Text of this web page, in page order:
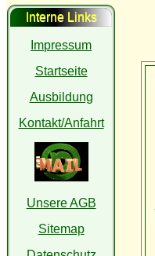
Interne Links
Impressum
Startseite
Ausbildung
Kontakt/Anfahrt
Unsere AGB
Sitemap